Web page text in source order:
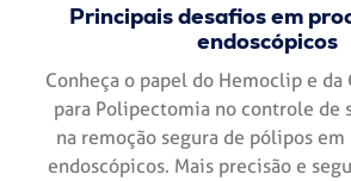
Principais desafios em
endoscópicos
Conheça o papel do Hemoclip e da
para Polipectomia no controle de
na remoção segura de pólipos
endoscópicos. Mais precisão e